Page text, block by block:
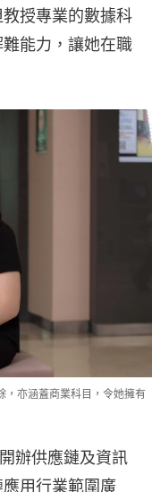
授專業的數據科
能力，讓她在職
，亦涵蓋商業科目，令她擁有
辦供應鏈及資訊
用行業範圍廣